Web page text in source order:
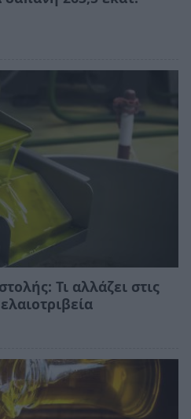
Τι αλλάζει στις